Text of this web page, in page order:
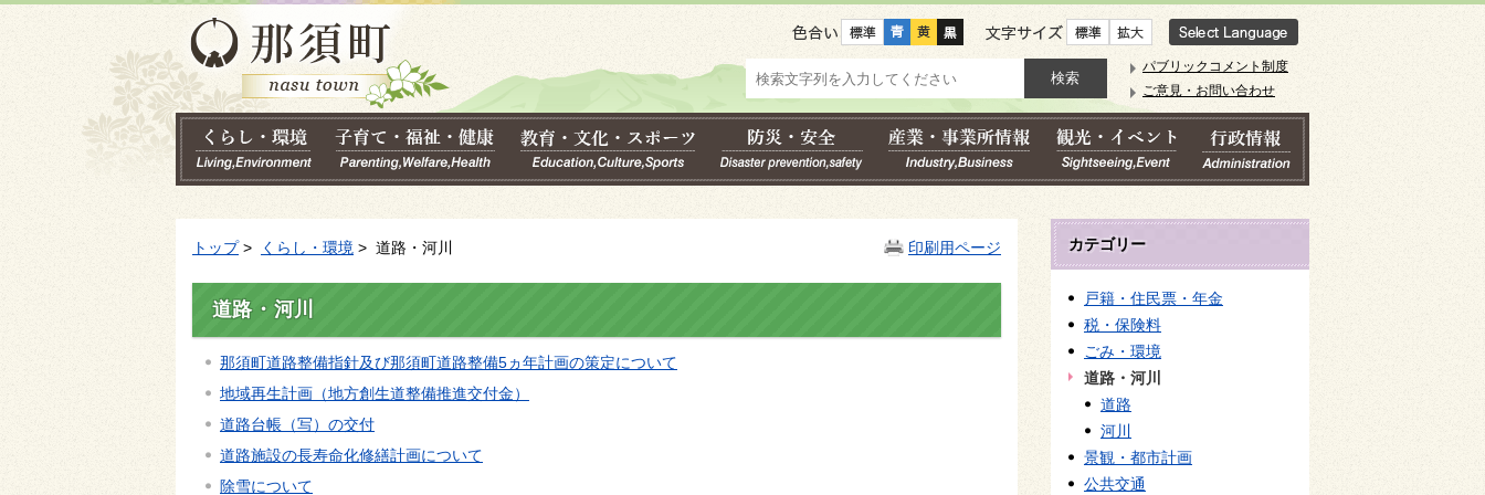
色合い 文字サイズ
パブリックコメント制度
ご意見・お問い合わせ
印刷用ページ
トップ> くらし・環境 > 道路・河川
道路・河川
那須町道路整備指針及び那須町道路整備5ヵ年計画の策定について
地域再生計画（地方創生道整備推進交付金）
道路台帳（写）の交付
道路施設の長寿命化修繕計画について
除雪について
カテゴリー
戸籍・住民票・年金
税・保険料
ごみ・環境
道路・河川
道路
河川
景観・都市計画
公共交通